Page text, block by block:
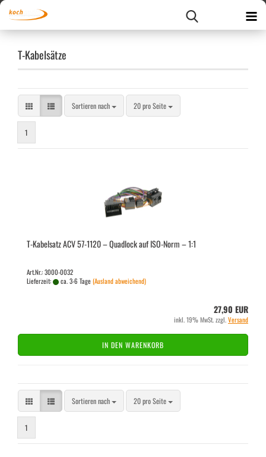
T-Kabelsätze
Sortieren nach
Sortieren nach 20 pro Seite
pro Seite
1
T-​Ka­bel­satz ACV 57-​1120 – Quad­lock auf ISO-​Norm – 1:1
Art.Nr.: 3000-0032
Lieferzeit:
ca. 3-6 Tage(Ausland abweichend)
27,90 EUR
inkl. 19% MwSt. zzgl.Versand
IN DEN WARENKORB
Sortieren nach
Sortieren nach 20 pro Seite
pro Seite
1